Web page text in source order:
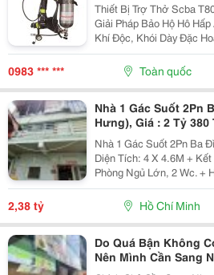
Thiết Bị Trợ Thở Scba
Giải Pháp Bảo Hộ Hô
Khí Độc, Khói Dày Đặc
Được Nhiều Doanh
Chọn Nhờ Khả Năng
0983 *** *** Toàn quốc
Nhà 1 Gác Suốt 2Pn
Hưng), Giá : 2 Tỷ
Nhà 1 Gác Suốt 2Pn Ba
Diện Tích: 4 X 4.6M +
Phòng Ngủ Lớn, 2 Wc. +
Cộ Qua Lại Dễ Dàng,
Q1, 5, 4,... + Hướng Tây
2,38 tỷ Hồ Chí Minh
Do Quá Bận Không
Nên Mình Cần Sang
34 Triều Khúc, Hà Nội